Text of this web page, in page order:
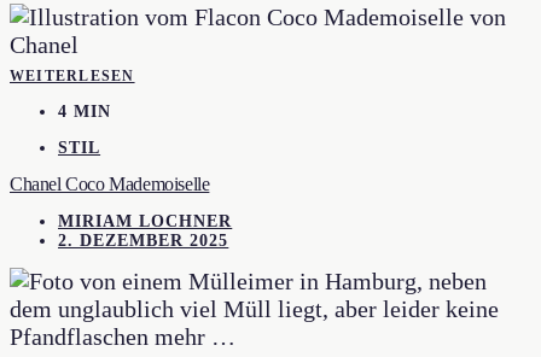
WEITERLESEN
4 MIN
STIL
Chanel Coco Mademoiselle
MIRIAM LOCHNER
2. DEZEMBER 2025